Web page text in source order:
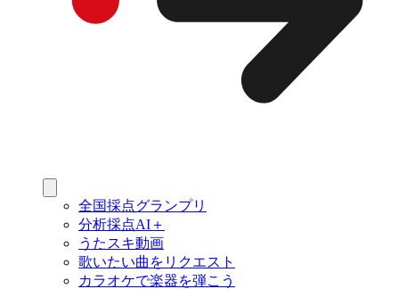
全国採点グランプリ
分析採点AI＋
うたスキ動画
歌いたい曲をリクエスト
カラオケで楽器を弾こう